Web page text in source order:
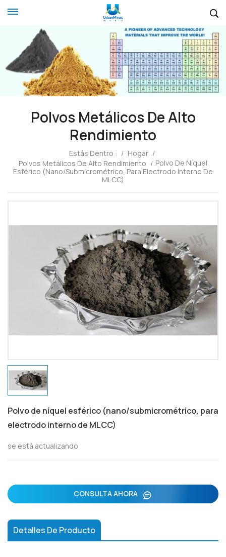
Polvos Metálicos De Alto
Rendimiento
Estás Dentro : / Hogar /
Polvos Metálicos De Alto Rendimiento / Polvo De Níquel
Esférico (nano/submicrométrico, Para Electrodo Interno De
MLCC)
Polvo de níquel esférico (nano/submicrométrico, para
electrodo interno de MLCC)
se está actualizando
CONSULTA AHORA
Detalles De Producto